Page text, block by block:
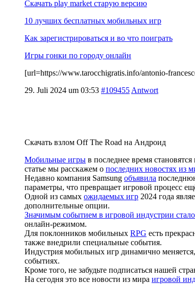
Скачать play market старую версию
10 лучших бесплатных мобильных игр
Как зарегистрироваться и во что поиграть
Игры гонки по городу онлайн
[url=https://www.tarocchigratis.info/antonio-
29. Juli 2024 um 03:53 #109455 Antwort
Скачать взлом Off The Road на Андроид
Мобильные игры в последнее время
статье мы расскажем о последних новостях из
Недавно компания Samsung объявила
параметры, что превращает игровой процесс
Одной из самых ожидаемых игр 2024 года
дополнительные опции.
Значимым событием в игровой индустрии
онлайн-режимом.
Для поклонников мобильных RPG есть
также внедрили специальные события.
Индустрия мобильных игр динамично
событиях.
Кроме того, не забудьте подписаться нашей
На сегодня это все новости из мира игровой